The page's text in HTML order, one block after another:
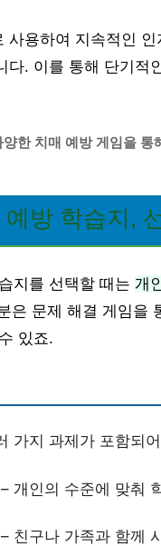
사용하여 지속적인
다. 이를 통해 단기적
양한 치매 예방 게임을 통
방 학습지,
지를 선택할 때는 개
은 문제 해결 게임을
있죠.
가지 과제가 포함되
개인의 수준에 맞춰
친구나 가족과 함께